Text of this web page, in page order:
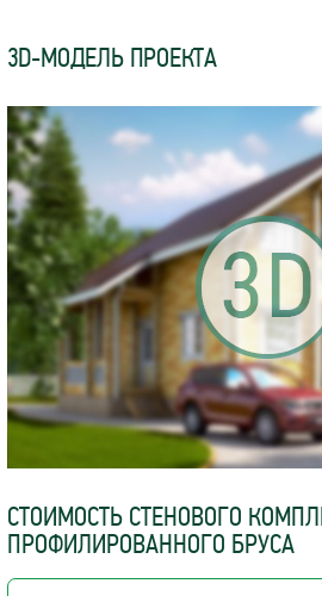
3D-МОДЕЛЬ ПРОЕКТА
СТОИМОСТЬ СТЕНОВОГО
ПРОФИЛИРОВАННОГО БРУСА